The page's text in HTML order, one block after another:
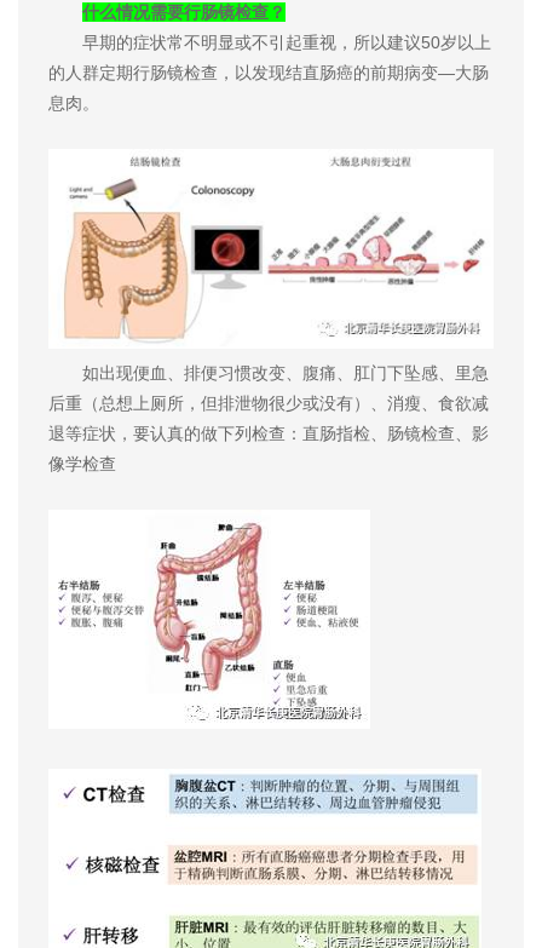
什么情况需要行肠镜检查？
早期的症状常不明显或不引起重视，所以建议50岁以上
的人群定期行肠镜检查，以发现结直肠癌的前期病变—大肠
息肉。
如出现便血、排便习惯改变、腹痛、肛门下坠感、里急
后重（总想上厕所，但排泄物很少或没有）、消瘦、食欲减
退等症状，要认真的做下列检查：直肠指检、肠镜检查、影
像学检查